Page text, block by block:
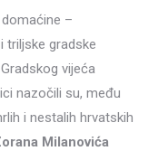
–
i triljske gradske
vijeća
nazočili su, među
i nestalih hrvatskih
Milanovića